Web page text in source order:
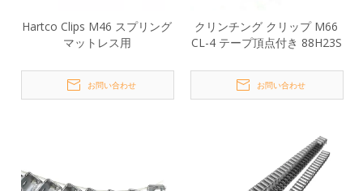
Hartco Clips M46 スプリング
マットレス用
お問い合わせ
クリンチング クリップ M66
CL-4 テープ頂点付き 88H23S
お問い合わせ